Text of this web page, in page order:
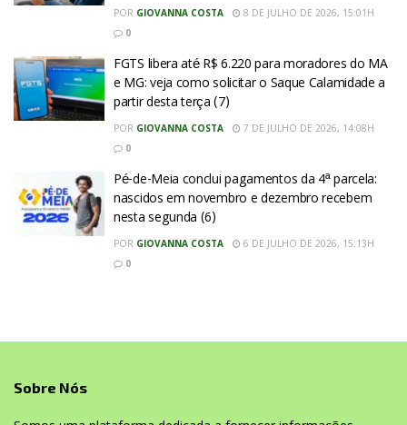
POR GIOVANNA COSTA
8 DE JULHO DE 2026, 15:01H
0
FGTS libera até R$ 6.220 para moradores do MA
e MG: veja como solicitar o Saque Calamidade a
partir desta terça (7)
POR GIOVANNA COSTA
7 DE JULHO DE 2026, 14:08H
0
Pé-de-Meia conclui pagamentos da 4ª parcela:
nascidos em novembro e dezembro recebem
nesta segunda (6)
POR GIOVANNA COSTA
6 DE JULHO DE 2026, 15:13H
0
Sobre Nós